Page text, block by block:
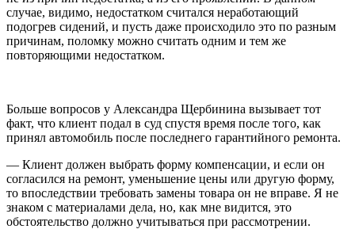
случае, видимо, недостатком считался неработающий
подогрев сидений, и пусть даже происходило это по разным
причинам, поломку можно считать одним и тем же
повторяющими недостатком.
Больше вопросов у Александра Щербинина вызывает тот
факт, что клиент подал в суд спустя время после того, как
принял автомобиль после последнего гарантийного ремонта.
— Клиент должен выбрать форму компенсации, и если он
согласился на ремонт, уменьшение цены или другую форму,
то впоследствии требовать замены товара он не вправе. Я не
знаком с материалами дела, но, как мне видится, это
обстоятельство должно учитываться при рассмотрении.